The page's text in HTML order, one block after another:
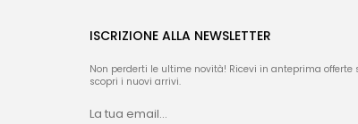
ISCRIZIONE ALLA NEWSLETTER
Non perderti le ultime novità! Ricevi in anteprima offerte
scopri i nuovi arrivi.